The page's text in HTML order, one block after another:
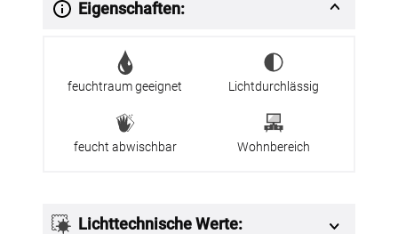
Eigenschaften:
feuchtraum geeignet Lichtdurchlässig
feucht abwischbar Wohnbereich
Lichttechnische Werte: